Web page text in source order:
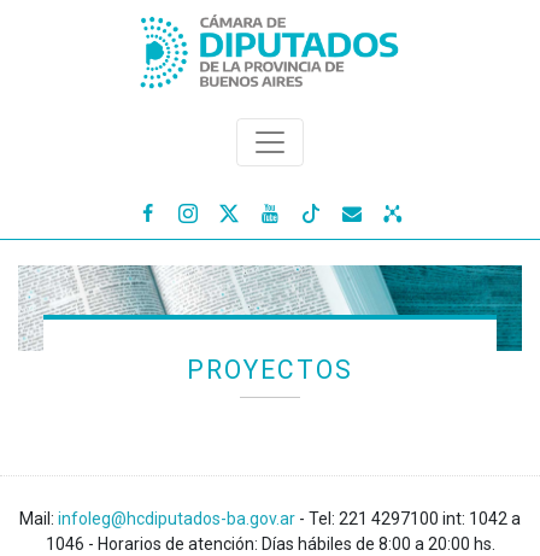
   
PROYECTOS
Mail: infoleg@hcdiputados-ba.gov.ar - Tel: 221 4297100 int: 1042 a
1046 - Horarios de atención: Días hábiles de 8:00 a 20:00 hs.